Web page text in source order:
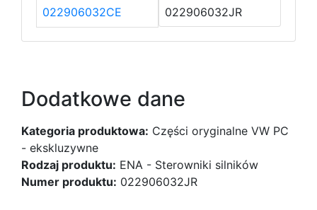
022906032CE 022906032JR
Dodatkowe dane
Kategoria produktowa: Części oryginalne VW PC
- ekskluzywne
Rodzaj produktu: ENA - Sterowniki silników
Numer produktu: 022906032JR